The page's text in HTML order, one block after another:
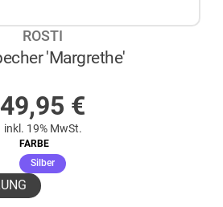
ROSTI
'Margrethe'
49,95 €
inkl. 19% MwSt.
FARBE
Silber(ausgewählt)